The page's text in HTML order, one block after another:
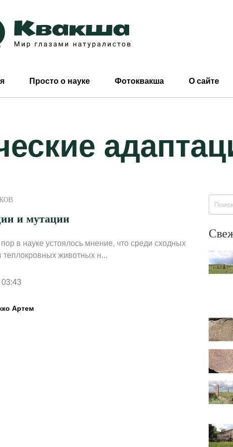
Просто о науке Фотоквакша О сайте
и мутации
в науке устоялось мнение, что среди сходных
животных н...
Артем